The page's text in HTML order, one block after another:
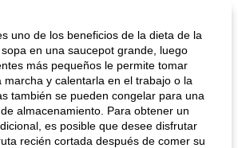
uno de los beneficios de la dieta de la
en una saucepot grande, luego
más pequeños le permite tomar
marcha y calentarla en el trabajo o la
también se pueden congelar para una
almacenamiento. Para obtener un
es posible que desee disfrutar
recién cortada después de comer su